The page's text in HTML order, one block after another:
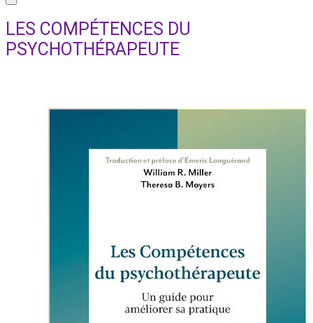
Close
LES COMPÉTENCES DU
PSYCHOTHÉRAPEUTE